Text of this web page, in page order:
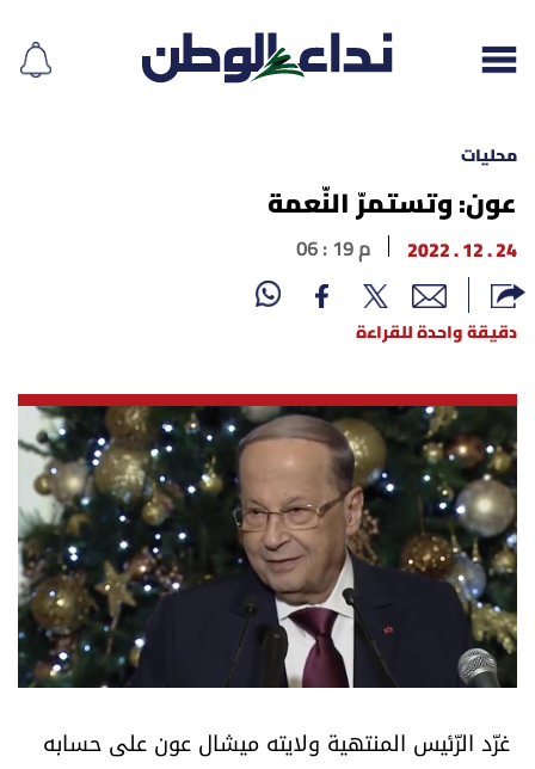
إقرأ الجريدة
لبنان
نداء اليوم
محليات
أسرار
متفرقات
نداء القرّاء
خاص الموقع
محليات
عون: وتستمرّ النّعمة
24 . 12 . 2022 06 : 19 م
دقيقة واحدة للقراءة
غرّد الرّئيس المنتهية ولايته ميشال عون على حسابه